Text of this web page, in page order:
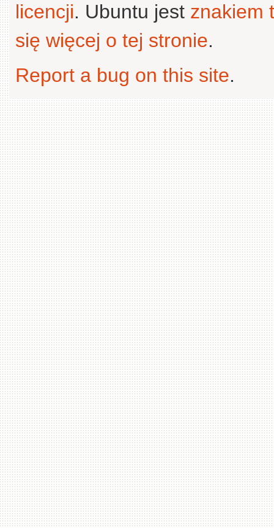
licencji. Ubuntu jest znakiem
się więcej o tej stronie.
Report a bug on this site.